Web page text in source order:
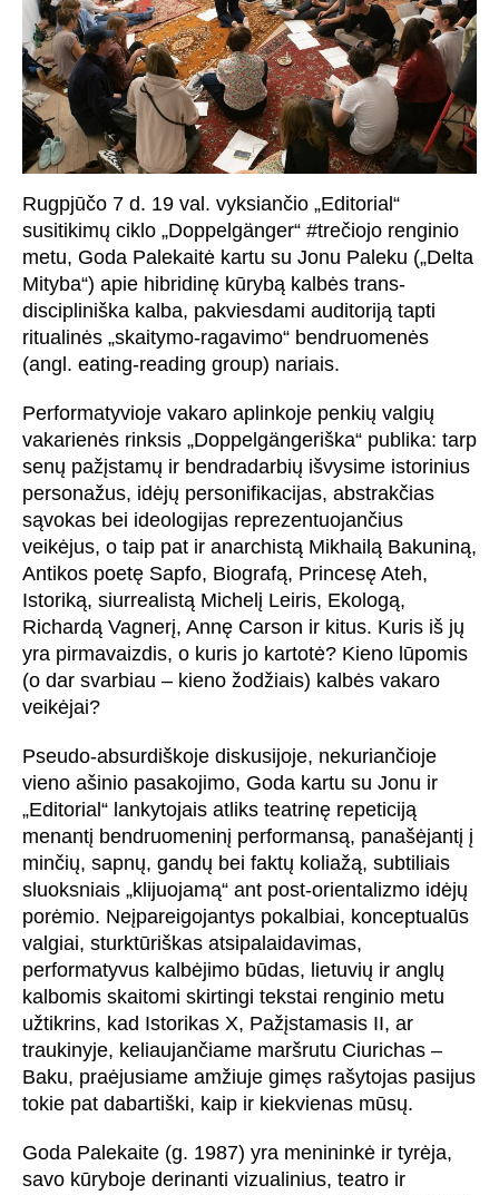
Rugpjūčo 7 d. 19 val. vyksiančio „Editorial“
susitikimų ciklo „Doppelgänger“ #trečiojo renginio
metu, Goda Palekaitė kartu su Jonu Paleku („Delta
Mityba“) apie hibridinę kūrybą kalbės trans-
discipliniška kalba, pakviesdami auditoriją tapti
ritualinės „skaitymo-ragavimo“ bendruomenės
(angl. eating-reading group) nariais.
Performatyvioje vakaro aplinkoje penkių valgių
vakarienės rinksis „Doppelgängeriška“ publika: tarp
senų pažįstamų ir bendradarbių išvysime istorinius
personažus, idėjų personifikacijas, abstrakčias
sąvokas bei ideologijas reprezentuojančius
veikėjus, o taip pat ir anarchistą Mikhailą Bakuniną,
Antikos poetę Sapfo, Biografą, Princesę Ateh,
Istoriką, siurrealistą Michelį Leiris, Ekologą,
Richardą Vagnerį, Annę Carson ir kitus. Kuris iš jų
yra pirmavaizdis, o kuris jo kartotė? Kieno lūpomis
(o dar svarbiau – kieno žodžiais) kalbės vakaro
veikėjai?
Pseudo-absurdiškoje diskusijoje, nekuriančioje
vieno ašinio pasakojimo, Goda kartu su Jonu ir
„Editorial“ lankytojais atliks teatrinę repeticiją
menantį bendruomeninį performansą, panašėjantį į
minčių, sapnų, gandų bei faktų koliažą, subtiliais
sluoksniais „klijuojamą“ ant post-orientalizmo idėjų
porėmio. Neįpareigojantys pokalbiai, konceptualūs
valgiai, sturktūriškas atsipalaidavimas,
performatyvus kalbėjimo būdas, lietuvių ir anglų
kalbomis skaitomi skirtingi tekstai renginio metu
užtikrins, kad Istorikas X, Pažįstamasis II, ar
traukinyje, keliaujančiame maršrutu Ciurichas –
Baku, praėjusiame amžiuje gimęs rašytojas pasijus
tokie pat dabartiški, kaip ir kiekvienas mūsų.
Goda Palekaite (g. 1987) yra menininkė ir tyrėja,
savo kūryboje derinanti vizualinius, teatro ir